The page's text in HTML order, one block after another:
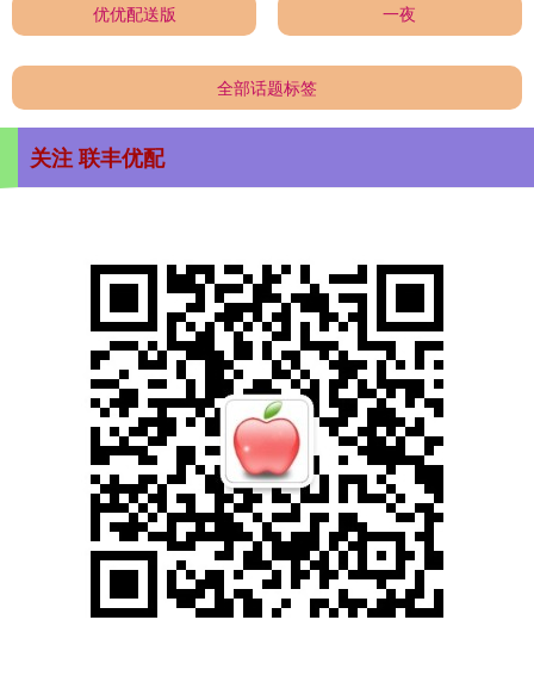
优优配送版 一夜
全部话题标签
关注 联丰优配